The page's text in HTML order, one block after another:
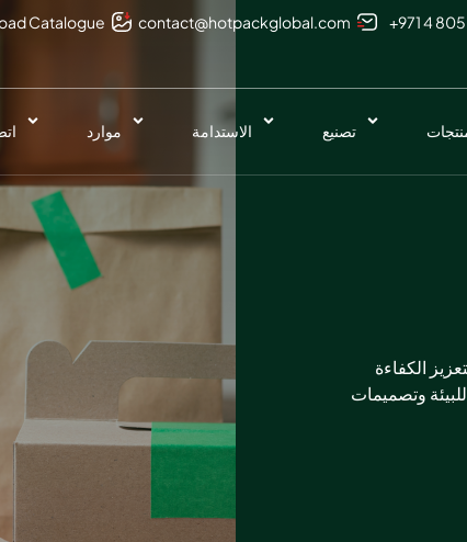
+971 4
contact@hotpackglobal.com
Catalogue
تصنيع الاستدامة موارد
الكفاءة
للبيئة وتصميمات